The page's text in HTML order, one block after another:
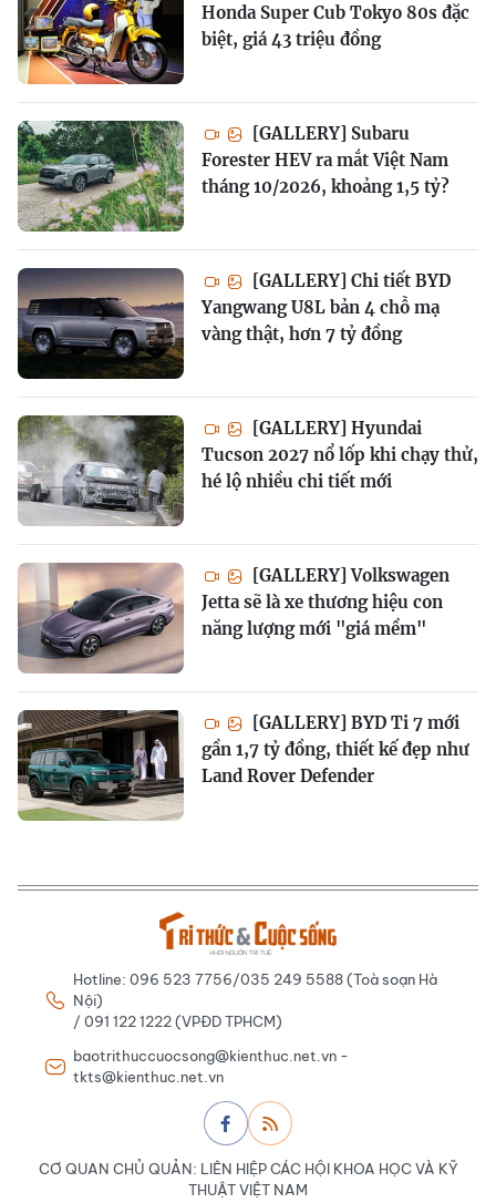
Honda Super Cub Tokyo 80s đặc
biệt, giá 43 triệu đồng
[GALLERY] Subaru
Forester HEV ra mắt Việt Nam
tháng 10/2026, khoảng 1,5 tỷ?
[GALLERY] Chi tiết BYD
Yangwang U8L bản 4 chỗ mạ
vàng thật, hơn 7 tỷ đồng
[GALLERY] Hyundai
Tucson 2027 nổ lốp khi chạy thử,
hé lộ nhiều chi tiết mới
[GALLERY] Volkswagen
Jetta sẽ là xe thương hiệu con
năng lượng mới "giá mềm"
[GALLERY] BYD Ti 7 mới
gần 1,7 tỷ đồng, thiết kế đẹp như
Land Rover Defender
Hotline: 096 523 7756/035 249 5588 (Toà soạn Hà
Nội)
/ 091 122 1222 (VPĐD TPHCM)
baotrithuccuocsong@kienthuc.net.vn -
tkts@kienthuc.net.vn
CƠ QUAN CHỦ QUẢN: LIÊN HIỆP CÁC HỘI KHOA HỌC VÀ KỸ
THUẬT VIỆT NAM